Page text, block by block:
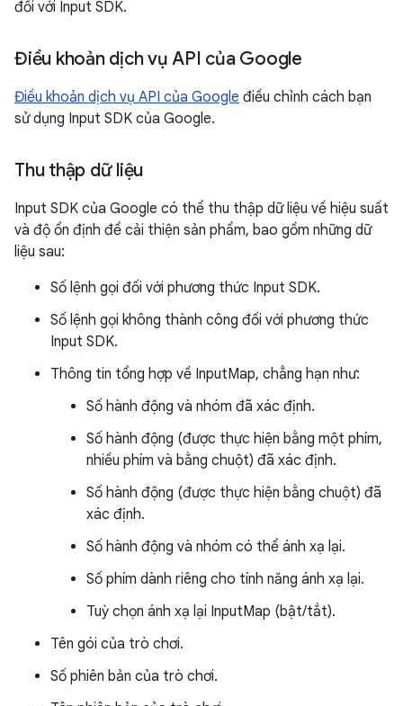
đối với Input SDK.
Điều khoản dịch vụ API của Google
Điều khoản dịch vụ API của Google điều chỉnh cách bạn
sử dụng Input SDK của Google.
Thu thập dữ liệu
Input SDK của Google có thể thu thập dữ liệu về hiệu suất
và độ ổn định để cải thiện sản phẩm, bao gồm những dữ
liệu sau:
Số lệnh gọi đối với phương thức Input SDK.
Số lệnh gọi không thành công đối với phương thức
Input SDK.
Thông tin tổng hợp về InputMap, chẳng hạn như:
Số hành động và nhóm đã xác định.
Số hành động (được thực hiện bằng một phím,
nhiều phím và bằng chuột) đã xác định.
Số hành động (được thực hiện bằng chuột) đã
xác định.
Số hành động và nhóm có thể ánh xạ lại.
Số phím dành riêng cho tính năng ánh xạ lại.
Tuỳ chọn ánh xạ lại InputMap (bật/tắt).
Tên gói của trò chơi.
Số phiên bản của trò chơi.